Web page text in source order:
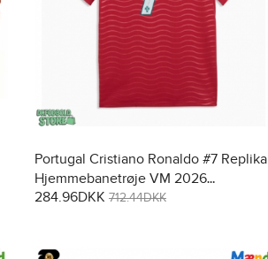
Portugal Cristiano Ronaldo #7 Replika
Hjemmebanetrøje VM 2026
Kortærmet
284.96DKK 712.44DKK